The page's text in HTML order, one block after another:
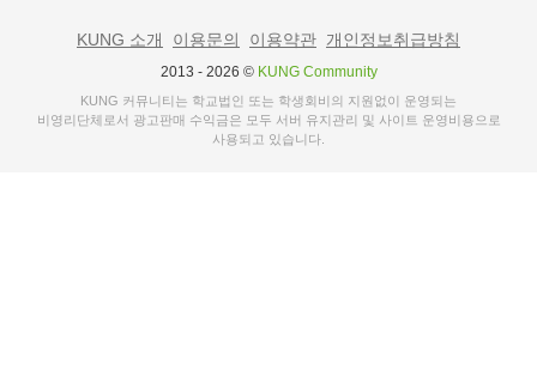
KUNG 소개 이용문의 이용약관 개인정보취급방침
2013 - 2026 © KUNG Community
KUNG 커뮤니티는 학교법인 또는 학생회비의 지원없이 운영되는
비영리단체로서 광고판매 수익금은 모두 서버 유지관리 및 사이트 운영비용으로
사용되고 있습니다.